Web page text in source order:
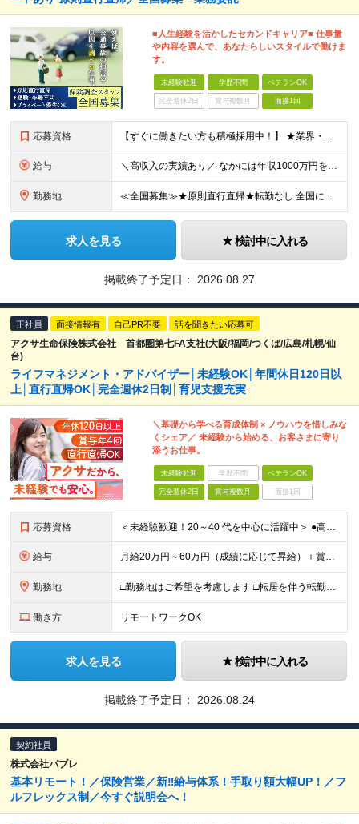
■人生経験を活かしたセカンドキャリア■ 仕事量
や内容を選んで、あなたらしいスタイルで働けま
す。
未経験歓迎 学歴不問 ベテランOK
完全週休2日 賞与複数月 面接1回
応募資格 【すぐに働きたい方も積極採用中！】 ★業界・職種未経験の方も歓迎…特別な知識は不問です ★年齢不問…40代50代を中心に幅広い年齢層の方が活躍中です ※学歴不問 ≪異業種出身の未経験者も活躍していま
給与 ＼高収入の実績あり／ なかには年収1000万円を超えるスペシャリストもいらっしゃいます！ 【完全出来高報酬制】 ★仕事に慣れるまで収入をサポート 1か月目：報酬が通常の2倍 2か月目：報酬が通常の1
勤務地 ≪全国募集≫★原則直行直帰★転勤なし 全国に55の拠点を展開していますので、現在お住いの地域で働けます。また、原則直行直帰で調査を行い、レポート作成はご自宅にて行うことができるため、自分のペースで働け
求人を見る 検討中に入れる
掲載終了予定日： 2026.08.27
正社員 面接情報有 自己PR不要 話を聞きたい応募可
アクサ生命保険株式会社 首都圏第七FA支社(大阪/福岡/つくば/広島/札幌/仙
台)
ライフマネジメント・アドバイザー│未経験OK│年間休日120日以
上│直行直帰OK│完全週休2日制│育児支援充実
＼基礎から学べる育成体制 × ノウハウを惜しみな
くシェア／ 未経験から始める、お客さまに寄り
添うお仕事。
未経験歓迎 学歴不問 ベテランOK
完全週休2日 賞与複数月 面接1回
応募資格 ＜未経験歓迎！20～40 代を中心に活躍中＞ ●高卒以上 ●業界・業種未経験OK <こんな方を歓迎します> ・公私ともに生涯活かせる専門知識を身につけたい方 ・ライフステージが変わってもキャリアを築
給与 月給20万円～60万円（成績に応じて昇給）＋賞与年4回 ※前職給与・経験・年齢・能力を考慮の上、決定します ※試用期間3ヶ月あり（期間中の待遇に変更なし） ※入社後2年間は、研修期間として初期補給制
勤務地 □勤務地はご希望を考慮します □転居を伴う転勤はありません ●首都圏第七FA支社 東京都港区虎ノ門3-17-1 TOKYU REIT虎ノ門ビル4F ​●つくばFA支社 茨城県つくば市竹園1-6
働き方 リモートワークOK
求人を見る 検討中に入れる
掲載終了予定日： 2026.08.24
契約社員
株式会社パブレ
基本リモート！／保険営業／新‼給与体系！手取り額大幅UP！／フ
ルフレックス制／今すぐ説明会へ！